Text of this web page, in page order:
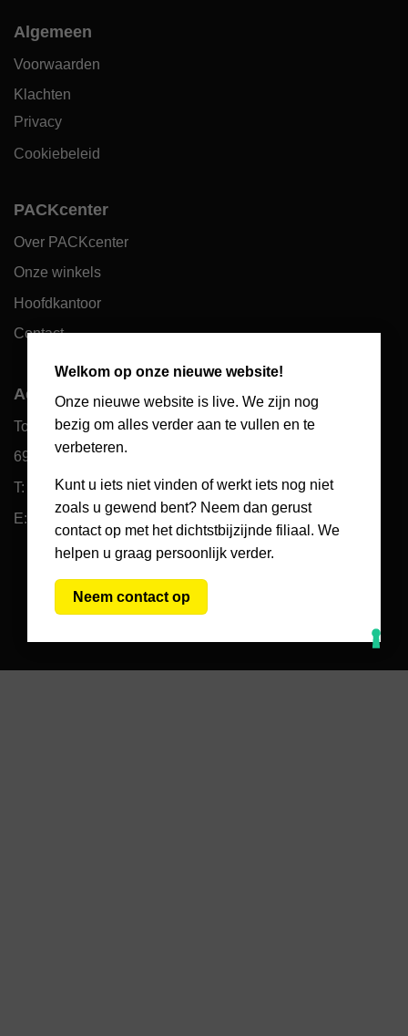
Welkom op onze nieuwe website!
Onze nieuwe website is live. We zijn nog
bezig om alles verder aan te vullen en te
verbeteren.
Kunt u iets niet vinden of werkt iets nog niet
zoals u gewend bent? Neem dan gerust
contact op met het dichtstbijzijnde filiaal. We
helpen u graag persoonlijk verder.
Neem contact op
Algemeen
Voorwaarden
Klachten
Privacy
Cookiebeleid
PACKcenter
Over PACKcenter
Onze winkels
Hoofdkantoor
Contact
Adres hoofdkantoor
Toekomst 10
6921 PW Duiven
T: 085 066 61 39
E: klantenservice@packcenter.nl